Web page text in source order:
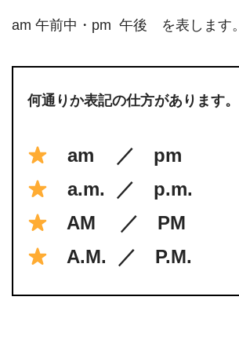
am 午前中・pm 午後 を表します。
何通りか表記の仕方があります。
am ／ pm
a.m. ／ p.m.
AM ／ PM
A.M. ／ P.M.